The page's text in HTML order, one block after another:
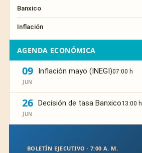
Banxico
Inflación
AGENDA ECONÓMICA
09
JUN
Inflación mayo (INEGI)07:00 h
26
JUN
Decisión de tasa Banxico13:00 h
BOLETÍN EJECUTIVO · 7:00 A. M.